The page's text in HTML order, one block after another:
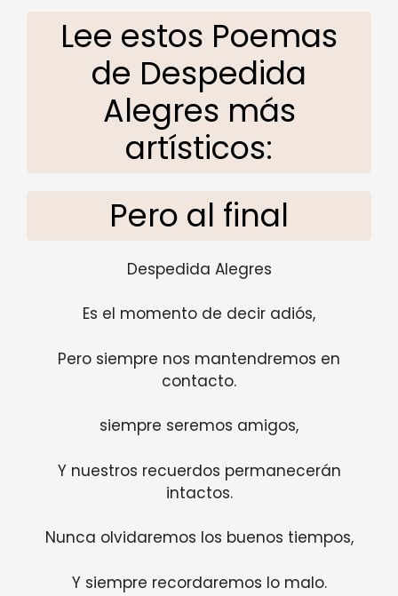
Lee estos Poemas
de Despedida
Alegres más
artísticos:
Pero al final
Despedida Alegres
Es el momento de decir adiós,
Pero siempre nos mantendremos en
contacto.
siempre seremos amigos,
Y nuestros recuerdos permanecerán
intactos.
Nunca olvidaremos los buenos tiempos,
Y siempre recordaremos lo malo.